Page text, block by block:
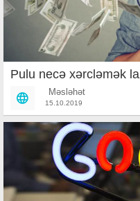
Pulu necə xərcləmək
Məsləhət
15.10.2019